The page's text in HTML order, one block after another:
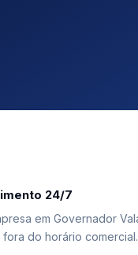
24/7
em Governador
fora do horário comercial.